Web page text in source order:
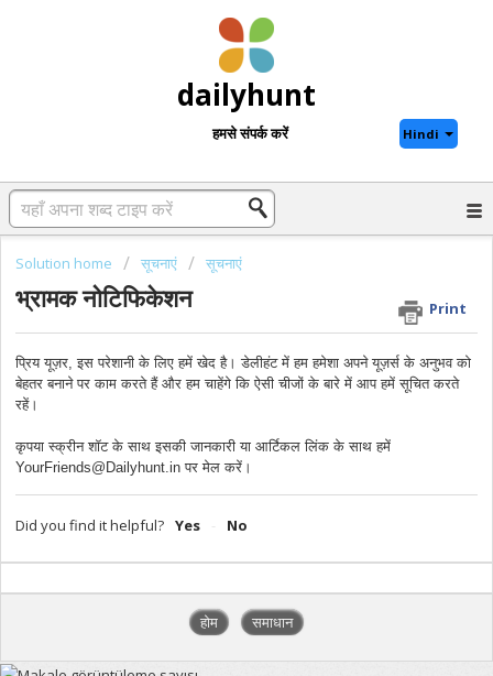
dailyhunt
हमसे संपर्क करें Hindi
Solution home सूचनाएं सूचनाएं
भ्रामक नोटिफिकेशन Print
प्रिय यूज़र, इस परेशानी के लिए हमें खेद है। डेलीहंट में हम हमेशा अपने यूज़र्स के अनुभव को
बेहतर बनाने पर काम करते हैं और हम चाहेंगे कि ऐसी चीजों के बारे में आप हमें सूचित करते
रहें।
कृपया स्क्रीन शॉट के साथ इसकी जानकारी या आर्टिकल लिंक के साथ हमें
YourFriends@Dailyhunt.in पर मेल करें।
Did you find it helpful? Yes No
होम समाधान